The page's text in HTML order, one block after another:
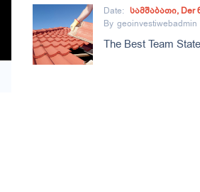
Date: Სამშაბათი, Der
By Geoinvestiwebadmin
The Best Team State